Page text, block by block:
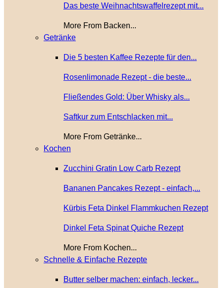
Das beste Weihnachtswaffelrezept mit...
More From Backen...
Getränke
Die 5 besten Kaffee Rezepte für den...
Rosenlimonade Rezept - die beste...
Fließendes Gold: Über Whisky als...
Saftkur zum Entschlacken mit...
More From Getränke...
Kochen
Zucchini Gratin Low Carb Rezept
Bananen Pancakes Rezept - einfach,...
Kürbis Feta Dinkel Flammkuchen Rezept
Dinkel Feta Spinat Quiche Rezept
More From Kochen...
Schnelle & Einfache Rezepte
Butter selber machen: einfach, lecker...